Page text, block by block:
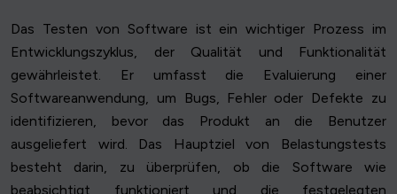
Das Testen von Software ist ein wichtiger Prozess im
Entwicklungszyklus, der Qualität und Funktionalität
gewährleistet. Er umfasst die Evaluierung einer
Softwareanwendung, um Bugs, Fehler oder Defekte zu
identifizieren, bevor das Produkt an die Benutzer
ausgeliefert wird. Das Hauptziel von Belastungstests
besteht darin, zu überprüfen, ob die Software wie
beabsichtigt funktioniert und die festgelegten